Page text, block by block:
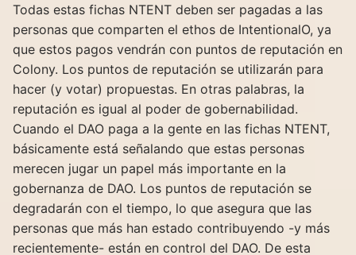
Todas estas fichas NTENT deben ser pagadas a las
personas que comparten el ethos de IntentionalO, ya
que estos pagos vendrán con puntos de reputación en
Colony. Los puntos de reputación se utilizarán para
hacer (y votar) propuestas. En otras palabras, la
reputación es igual al poder de gobernabilidad.
Cuando el DAO paga a la gente en las fichas NTENT,
básicamente está señalando que estas personas
merecen jugar un papel más importante en la
gobernanza de DAO. Los puntos de reputación se
degradarán con el tiempo, lo que asegura que las
personas que más han estado contribuyendo -y más
recientemente- están en control del DAO. De esta